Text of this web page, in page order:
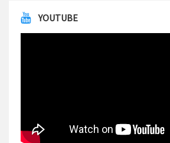
YOUTUBE